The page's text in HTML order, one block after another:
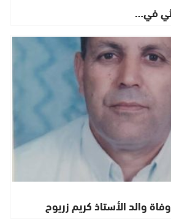
في…
والد الأستاذ كريم زريوح